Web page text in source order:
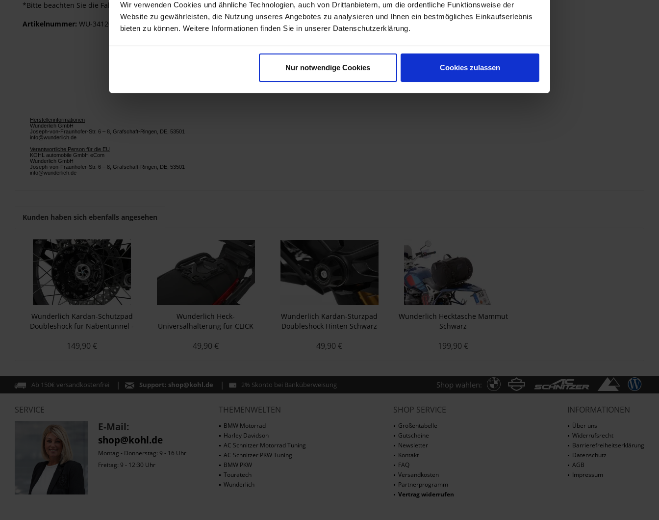
Wir verwenden Cookies und ähnliche Technologien, auch von Drittanbietern, um die ordentliche Funktionsweise der
Website zu gewährleisten, die Nutzung unseres Angebotes zu analysieren und Ihnen ein bestmögliches Einkaufserlebnis
bieten zu können. Weitere Informationen finden Sie in unserer Datenschutzerklärung.
Nur notwendige Cookies Cookies zulassen
*Bitte beachten Sie die Fahrzeugzuordnung!
Artikelnummer: WU-34120-002
Herstellerinformationen
Wunderlich GmbH
Joseph-von-Fraunhofer-Str. 6 – 8, Grafschaft-Ringen, DE, 53501
info@wunderlich.de
Verantwortliche Person für die EU
KOHL automobile GmbH eCom
Wunderlich GmbH
Joseph-von-Fraunhofer-Str. 6 – 8, Grafschaft-Ringen, DE, 53501
info@wunderlich.de
Kunden haben sich ebenfalls angesehen
Wunderlich Kardan-Schutzpad
Doubleshock für Nabentunnel -
149,90 €
Wunderlich Heck-
Universalhalterung für CLICK
49,90 €
Wunderlich Kardan-Sturzpad
Doubleshock Hinten Schwarz
49,90 €
Wunderlich Hecktasche Mammut
Schwarz
199,90 €
Ab 150€ versandkostenfrei Support: shop@kohl.de 2% Skonto bei Banküberweisung Shop wählen:
SERVICE
E-Mail:
shop@kohl.de
Montag - Donnerstag: 9 - 16 Uhr
Freitag: 9 - 12:30 Uhr
THEMENWELTEN
BMW Motorrad
Harley Davidson
AC Schnitzer Motorrad Tuning
AC Schnitzer PKW Tuning
BMW PKW
Touratech
Wunderlich
SHOP SERVICE
Größentabelle
Gutscheine
Newsletter
Kontakt
FAQ
Versandkosten
Partnerprogramm
Vertrag widerrufen
INFORMATIONEN
Über uns
Widerrufsrecht
Barrierefreiheitserklärung
Datenschutz
AGB
Impressum